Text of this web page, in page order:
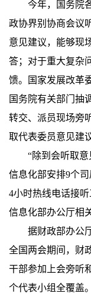
今年，国务院
政协界别协商会议
意见建议，能够现
答；对于重大复杂
馈。国家发展改革
国务院有关部门抽
转交、派员现场旁
取代表委员意见建
“除到会听取
信息化部安排9个
4小时热线电话接
信息化部办公厅相
据财政部办公
全国两会期间，财
干部参加上会旁听
个代表小组全覆盖。